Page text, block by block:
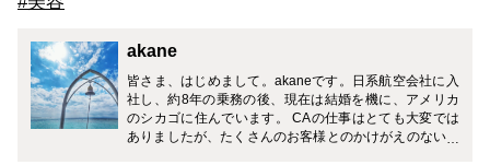
akane
皆さま、はじめまして。akaneです。日系航空会社に入
社し、約8年の乗務の後、現在は結婚を機に、アメリカ
のシカゴに住んでいます。 CAの仕事はとても大変では
ありましたが、たくさんのお客様とのかけがえのない出